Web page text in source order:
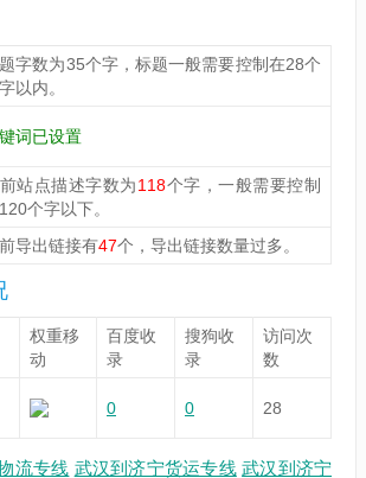
字数为35个字，标题一般需要控制在28个
以内。
词已设置
站点描述字数为118个字，一般需要控制
个字以下。
导出链接有47个，导出链接数量过多。
权重移
动
百度收
录
搜狗收
录
访问次
数
0 0 28
流专线 武汉到济宁货运专线 武汉到济宁